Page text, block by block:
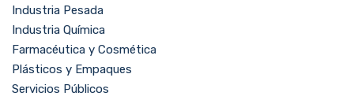
Industria Pesada
Industria Química
Farmacéutica y Cosmética
Plásticos y Empaques
Servicios Públicos